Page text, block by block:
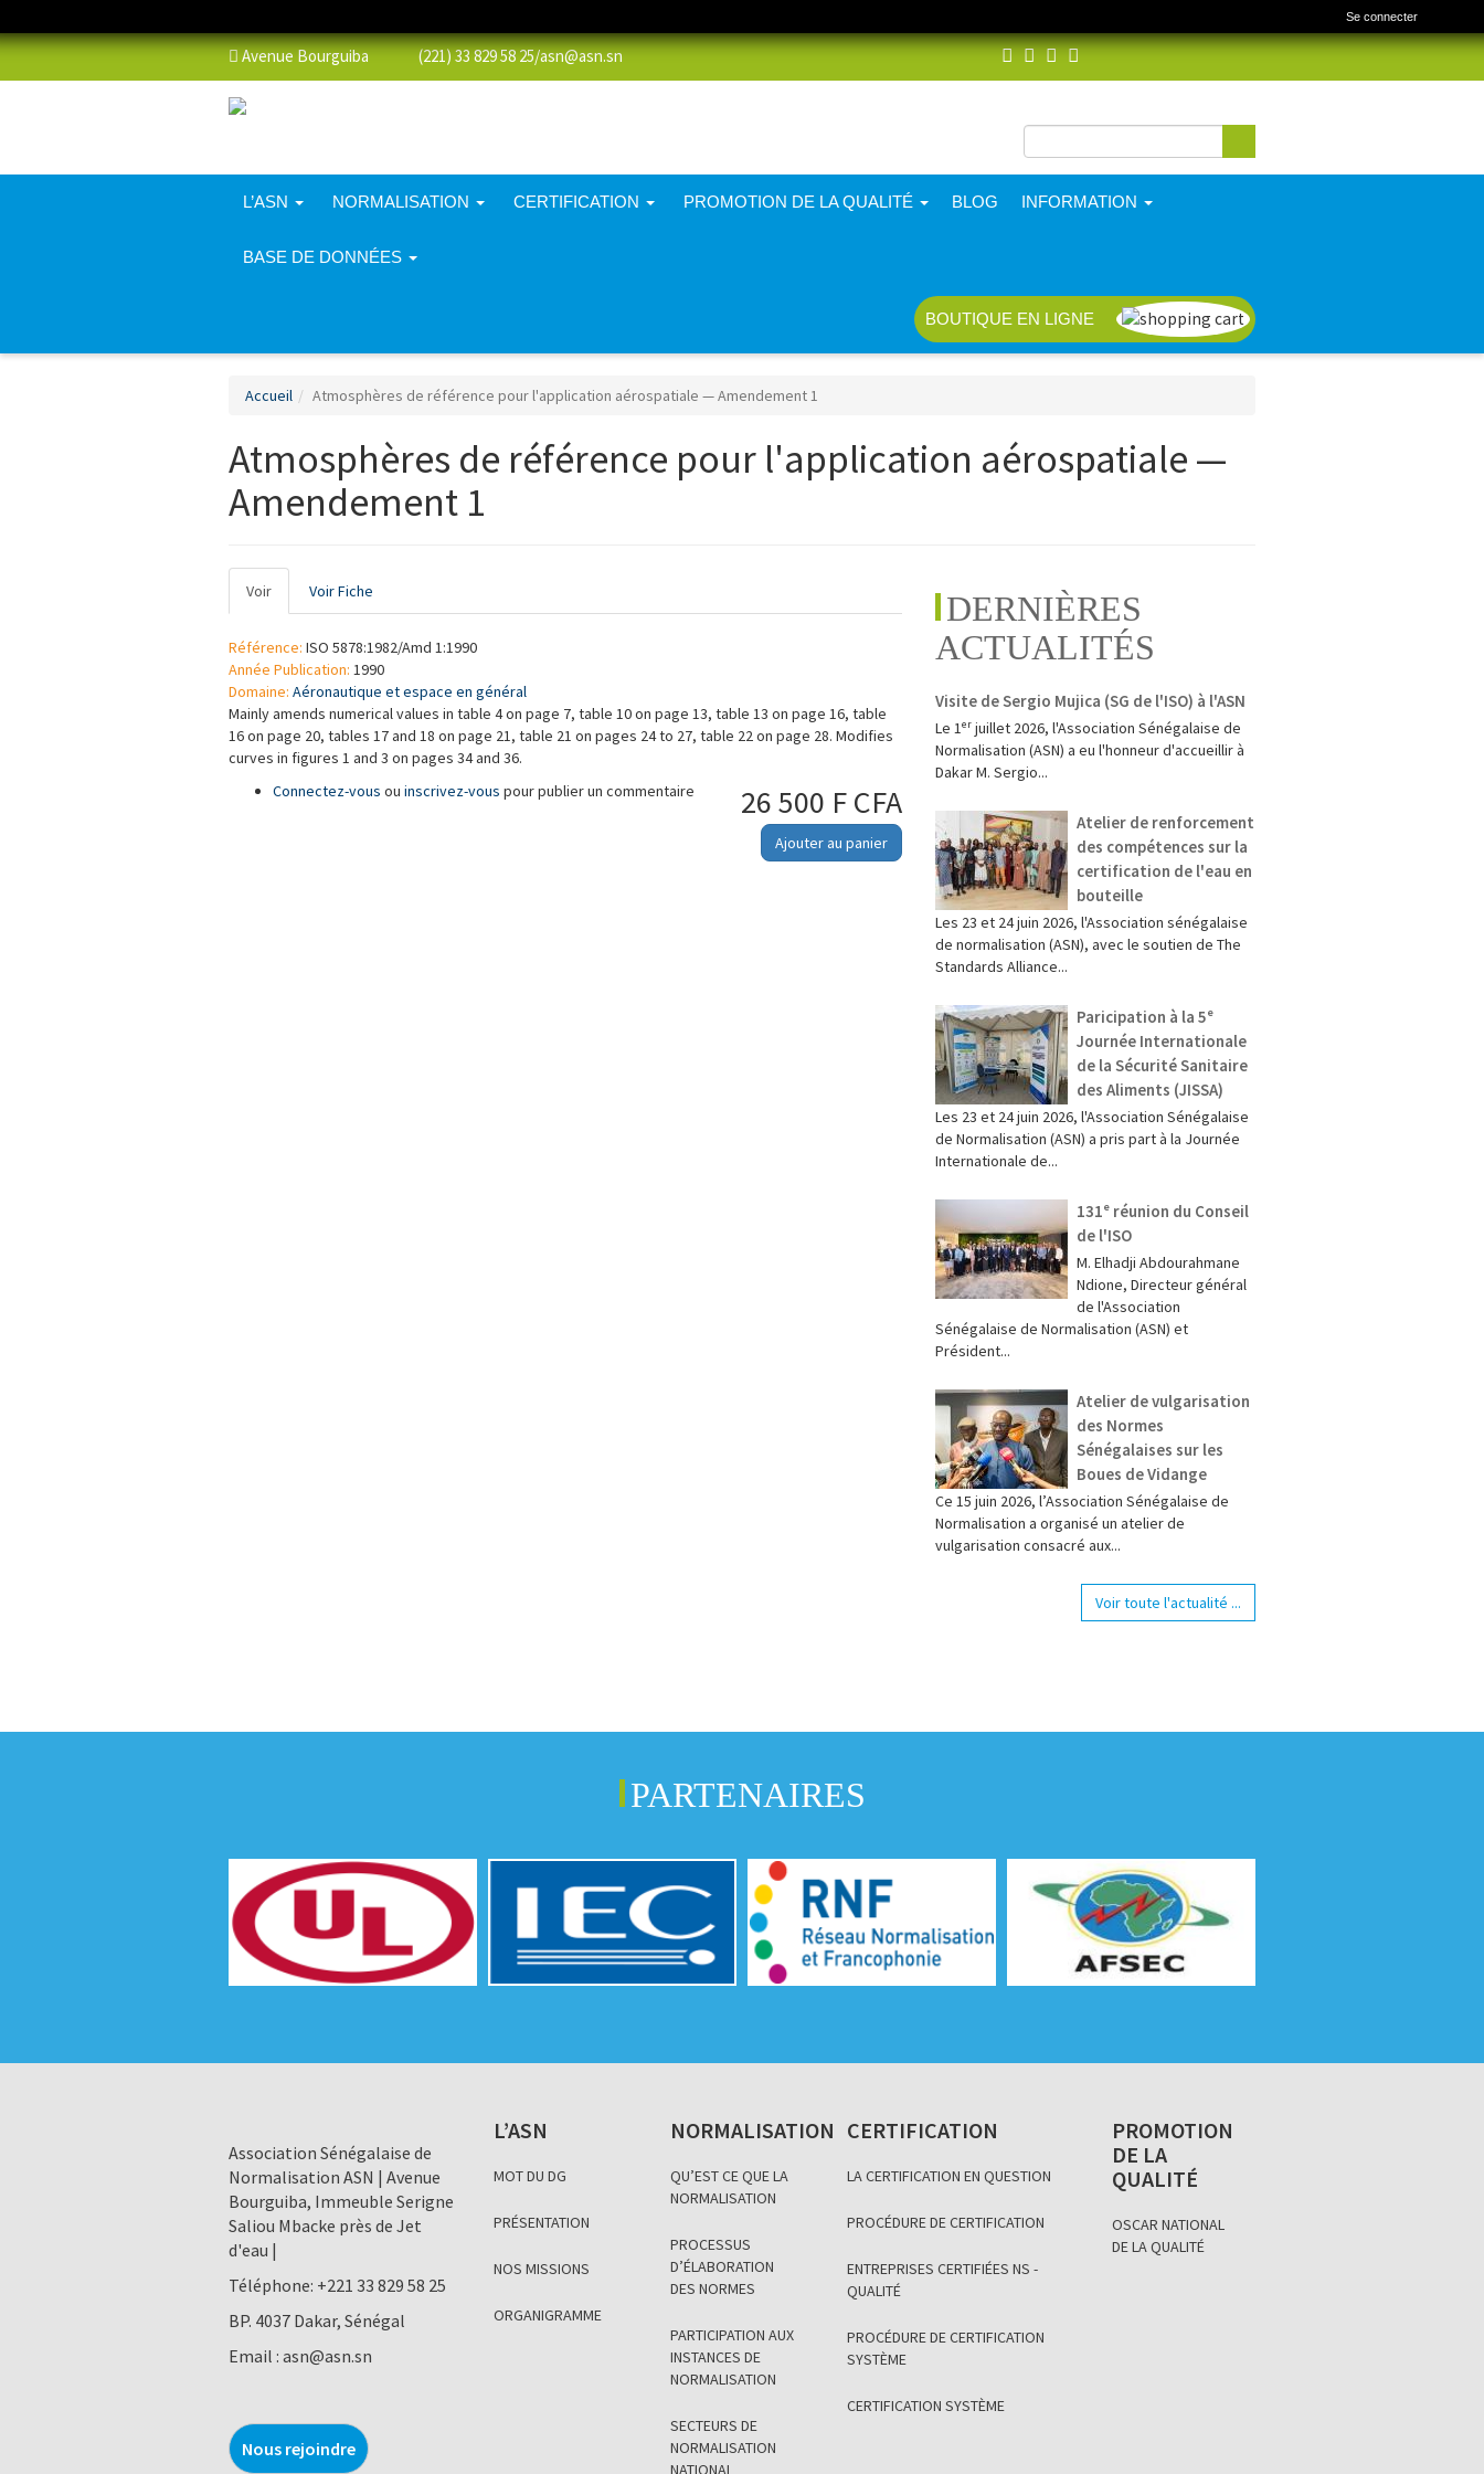
Se connecter
Avenue Bourguiba (221) 33 829 58 25/asn@asn.sn
Formulaire de
recherche
L’ASN NORMALISATION CERTIFICATION PROMOTION DE LA QUALITÉ BLOG INFORMATION
BASE DE DONNÉES
BOUTIQUE EN LIGNE
Accueil Atmosphères de référence pour l'application aérospatiale — Amendement 1
Atmosphères de référence pour l'application aérospatiale —
Amendement 1
Onglets
principaux
Voir (onglet
actif)
Voir Fiche
Référence: ISO 5878:1982/Amd 1:1990
Année Publication: 1990
Domaine: Aéronautique et espace en général
Mainly amends numerical values in table 4 on page 7, table 10 on page 13, table 13 on page 16, table
16 on page 20, tables 17 and 18 on page 21, table 21 on pages 24 to 27, table 22 on page 28. Modifies
curves in figures 1 and 3 on pages 34 and 36.
26 500 F CFA
Ajouter au panier
Connectez-vous ou inscrivez-vous pour publier un commentaire
DERNIÈRES
ACTUALITÉS
Visite de Sergio Mujica (SG de l'ISO) à l'ASN
Le 1ᵉʳ juillet 2026, l'Association Sénégalaise de
Normalisation (ASN) a eu l'honneur d'accueillir à
Dakar M. Sergio...
Atelier de renforcement
des compétences sur la
certification de l'eau en
bouteille
Les 23 et 24 juin 2026, l'Association sénégalaise
de normalisation (ASN), avec le soutien de The
Standards Alliance...
Paricipation à la 5ᵉ
Journée Internationale
de la Sécurité Sanitaire
des Aliments (JISSA)
‎Les 23 et 24 juin 2026, l'Association Sénégalaise
de Normalisation (ASN) a pris part à la Journée
Internationale de...
131ᵉ réunion du Conseil
de l'ISO
M. Elhadji Abdourahmane
Ndione, Directeur général
de l'Association
Sénégalaise de Normalisation (ASN) et
Président...
Atelier de vulgarisation
des Normes
Sénégalaises sur les
Boues de Vidange
Ce 15 juin 2026, l’Association Sénégalaise de
Normalisation a organisé un atelier de
vulgarisation consacré aux...
Voir toute l'actualité ...
PARTENAIRES
Association Sénégalaise de
Normalisation ASN | Avenue
Bourguiba, Immeuble Serigne
Saliou Mbacke près de Jet
d'eau |
Téléphone: +221 33 829 58 25
BP. 4037 Dakar, Sénégal
Email : asn@asn.sn
Nous rejoindre
L’ASN
MOT DU DG
PRÉSENTATION
NOS MISSIONS
ORGANIGRAMME
NORMALISATION
QU’EST CE QUE LA
NORMALISATION
PROCESSUS
D’ÉLABORATION
DES NORMES
PARTICIPATION AUX
INSTANCES DE
NORMALISATION
SECTEURS DE
NORMALISATION
NATIONAL
CERTIFICATION
LA CERTIFICATION EN QUESTION
PROCÉDURE DE CERTIFICATION
ENTREPRISES CERTIFIÉES NS -
QUALITÉ
PROCÉDURE DE CERTIFICATION
SYSTÈME
CERTIFICATION SYSTÈME
PROMOTION
DE LA
QUALITÉ
OSCAR NATIONAL
DE LA QUALITÉ